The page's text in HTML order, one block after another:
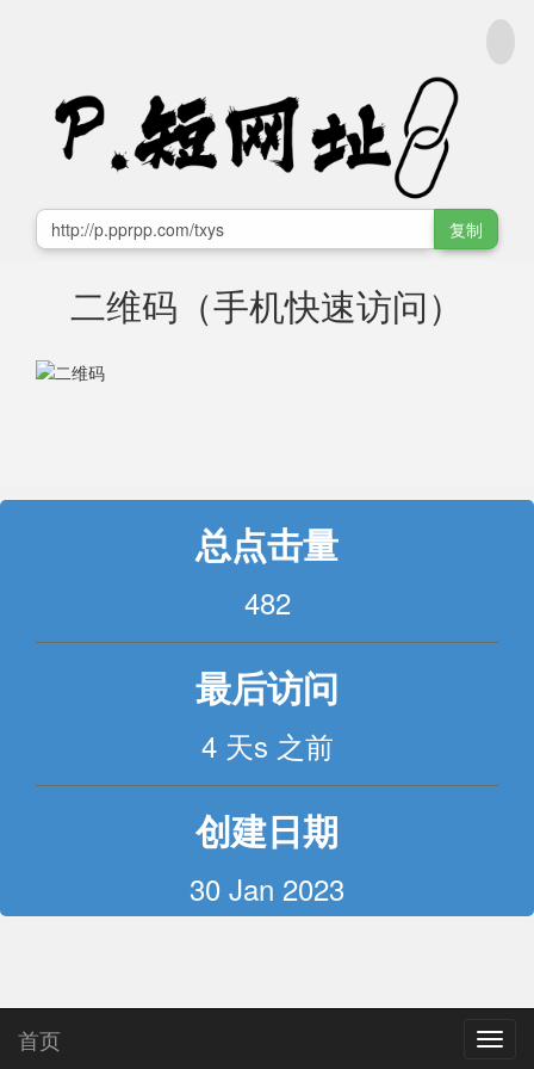
首页
复制
二维码（手机快速访问）
总点击量
482
最后访问
4 天s 之前
创建日期
30 Jan 2023